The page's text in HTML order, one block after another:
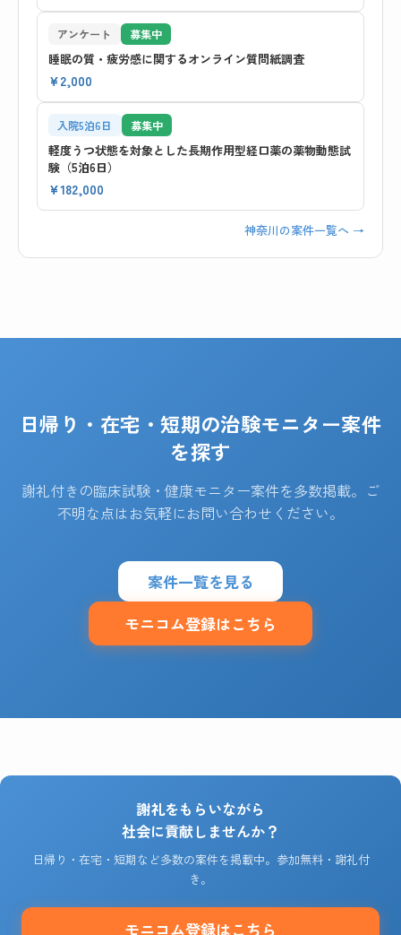
アンケート 募集中
睡眠の質・疲労感に関するオンライン質問紙調査
¥2,000
入院5泊6日 募集中
軽度うつ状態を対象とした長期作用型経口薬の薬物動態試
験（5泊6日）
¥182,000
神奈川の案件一覧へ →
日帰り・在宅・短期の治験モニター案件
を探す
謝礼付きの臨床試験・健康モニター案件を多数掲載。ご
不明な点はお気軽にお問い合わせください。
案件一覧を見る
モニコム登録はこちら
謝礼をもらいながら
社会に貢献しませんか？
日帰り・在宅・短期など多数の案件を掲載中。参加無料・謝礼付
き。
モニコム登録はこちら